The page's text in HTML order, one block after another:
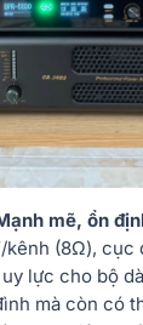
mẽ, ổn
(8Ω), cục
lực cho bộ
mà còn có